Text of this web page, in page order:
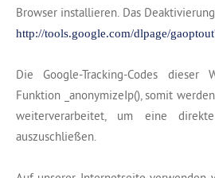
Browser installieren. Das
http://tools.google.com/dlpage/
Die Google-Tracking-Codes dieser
Funktion _anonymizeIp(), somit
weiterverarbeitet, um eine direkte
auszuschließen.